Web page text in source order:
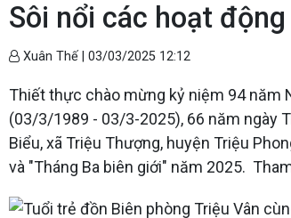
Sôi nổi các hoạt
Xuân Thế | 03/03/2025 12:12
Thiết thực chào mừng kỷ niệm 94 năm
(03/3/1989 - 03/3-2025), 66 năm ngày
Biểu, xã Triệu Thượng, huyện Triệu
và "Tháng Ba biên giới" năm 2025.